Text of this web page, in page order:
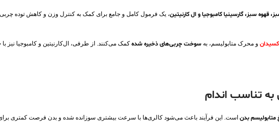
قهوه سبز، گارسینیا کامبوجیا و ال‌ کارنیتین، یک فرمول کامل و جامع برای کمک به کنترل وزن و کاهش توده
و محرک متابولیسم، به سوخت چربی‌های ذخیره‌ شده کمک می‌کنند. از طرفی، ال‌کارنیتین و کامبوجیا
به تناسب اندام
متابولیسم بدن است. این فرآیند باعث می‌شود کالری‌ها با سرعت بیشتری سوزانده شده و بدن فرصت کمتری